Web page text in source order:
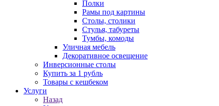
Полки
Рамы под картины
Столы, столики
Стулья, табуреты
Тумбы, комоды
Уличная мебель
Декоративное освещение
Инверсионные столы
Купить за 1 рубль
Товары с кешбеком
Услуги
Назад